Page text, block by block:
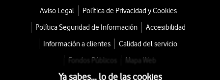
Aviso Legal
Política de Privacidad y Cookies
Política Seguridad de Información
Accesibilidad
Información a clientes
Calidad del servicio
Fondos Públicos
Mapa Web
Ya sabes... lo de las cookies